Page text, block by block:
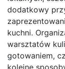
dodatkowy
kuchni.
warsztatów
gotowaniem,
kolejne